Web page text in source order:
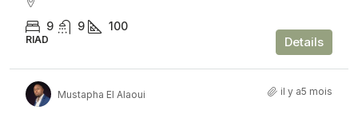
9 9 100
RIAD Details
Mustapha El Alaoui il y a5 mois